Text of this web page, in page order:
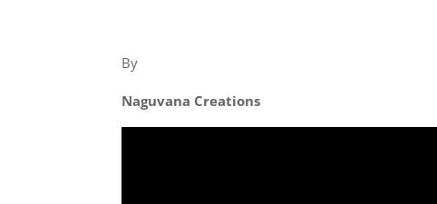
By
Naguvana Creations